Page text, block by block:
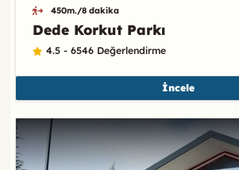
450m./8 dakika
Dede Korkut Parkı
4.5 - 6546 Değerlendirme
İncele